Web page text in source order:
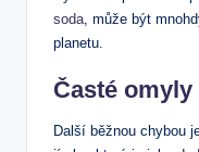
soda, může být
planetu.
Časté
Další běžnou chybou